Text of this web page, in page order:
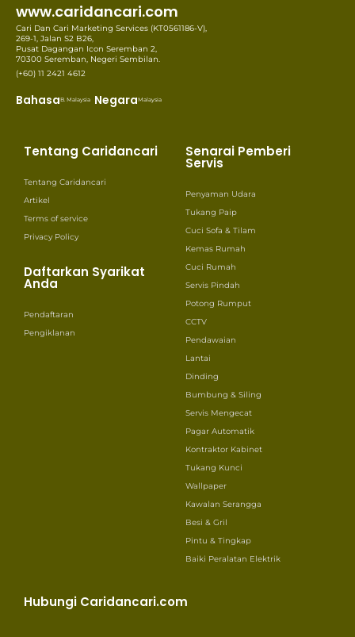
www.caridancari.com
Cari Dan Cari Marketing Services (KT0561186-V),
269-1, Jalan S2 B26,
Pusat Dagangan Icon Seremban 2,
70300 Seremban, Negeri Sembilan.
(+60) 11 2421 4612
BahasaB. Malaysia NegaraMalaysia
Tentang Caridancari
Tentang Caridancari
Artikel
Terms of service
Privacy Policy
Daftarkan Syarikat
Anda
Pendaftaran
Pengiklanan
Senarai Pemberi
Servis
Penyaman Udara
Tukang Paip
Cuci Sofa & Tilam
Kemas Rumah
Cuci Rumah
Servis Pindah
Potong Rumput
CCTV
Pendawaian
Lantai
Dinding
Bumbung & Siling
Servis Mengecat
Pagar Automatik
Kontraktor Kabinet
Tukang Kunci
Wallpaper
Kawalan Serangga
Besi & Gril
Pintu & Tingkap
Baiki Peralatan Elektrik
Hubungi Caridancari.com